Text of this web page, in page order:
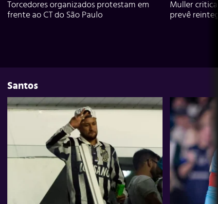
Torcedores organizados protestam em
frente ao CT do São Paulo
Muller
prevê
Santos